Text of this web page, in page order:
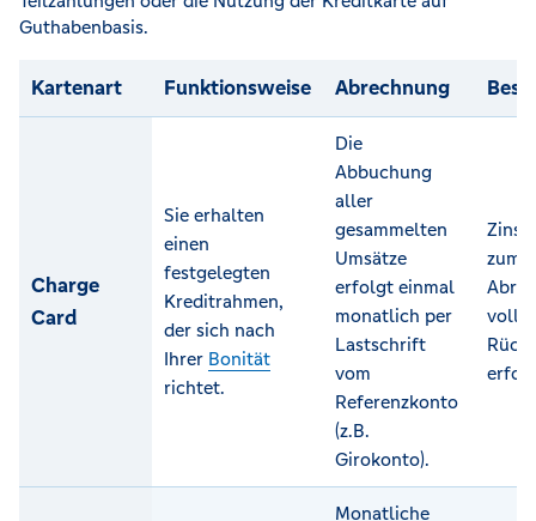
Guthabenbasis.
Kartenart Funktionsweise Abrechnung
Charge
Card
Sie erhalten
einen
festgelegten
Kreditrahmen,
der sich nach
Ihrer Bonität
richtet.
Die
Abbuchung
aller
gesammelten
Umsätze
erfolgt einmal
monatlich per
Lastschrift
vom
Referenzkonto
(z.B.
Girokonto).
zum
Monatliche